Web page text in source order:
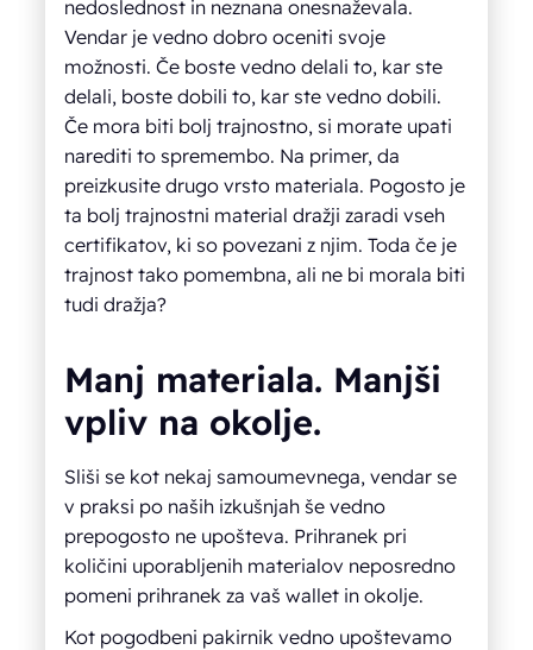
nedoslednost in neznana onesnaževala.
Vendar je vedno dobro oceniti svoje
možnosti. Če boste vedno delali to, kar ste
delali, boste dobili to, kar ste vedno dobili.
Če mora biti bolj trajnostno, si morate upati
narediti to spremembo. Na primer, da
preizkusite drugo vrsto materiala. Pogosto je
ta bolj trajnostni material dražji zaradi vseh
certifikatov, ki so povezani z njim. Toda če je
trajnost tako pomembna, ali ne bi morala biti
tudi dražja?
Manj materiala. Manjši
vpliv na okolje.
Sliši se kot nekaj samoumevnega, vendar se
v praksi po naših izkušnjah še vedno
prepogosto ne upošteva. Prihranek pri
količini uporabljenih materialov neposredno
pomeni prihranek za vaš wallet in okolje.
Kot pogodbeni pakirnik vedno upoštevamo